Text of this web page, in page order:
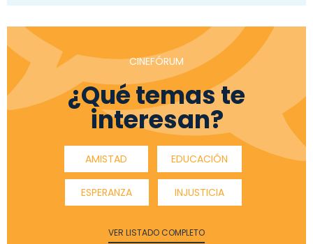
CINEFÓRUM
¿Qué temas te
interesan?
AMISTAD EDUCACIÓN
ESPERANZA INJUSTICIA
VER LISTADO COMPLETO